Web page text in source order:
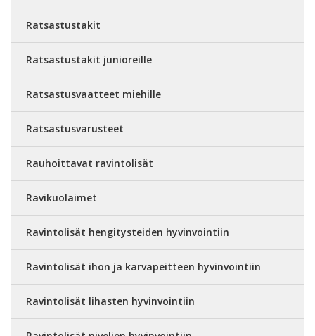
Ratsastustakit
Ratsastustakit junioreille
Ratsastusvaatteet miehille
Ratsastusvarusteet
Rauhoittavat ravintolisät
Ravikuolaimet
Ravintolisät hengitysteiden hyvinvointiin
Ravintolisät ihon ja karvapeitteen hyvinvointiin
Ravintolisät lihasten hyvinvointiin